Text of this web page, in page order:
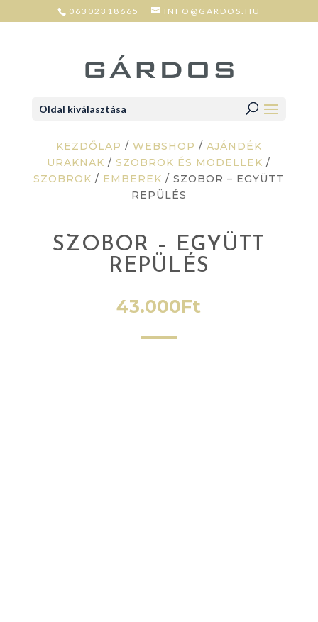
06302318665 INFO@GARDOS.HU
Oldal kiválasztása
KEZDŐLAP / WEBSHOP / AJÁNDÉK
URAKNAK /SZOBROK ÉS MODELLEK /
SZOBROK / EMBEREK / SZOBOR – EGYÜTT
REPÜLÉS
SZOBOR – EGYÜTT
REPÜLÉS
43.000Ft